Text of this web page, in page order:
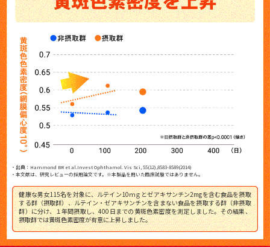
・出典：Hammond BR et al.Invest Ophthamol. Vis Sci, 55(12),8583-8589(2014)
・本文献は、研究レビューの採用論文です。※本製品を用いた臨床試験ではありません。
健康な男女115名を対象に、ルテイン10ｍｇとゼアキサンチン2mgを含む食品を摂取
する群（摂取群）、ルテイン・ゼアキサンチンを含まない食品を摂取する群（非摂取
群）に分け、１年間摂取し、400日までの黄斑色素密度を測定しました。その結果、
摂取群では黄斑色素密度が有意に上昇しました。